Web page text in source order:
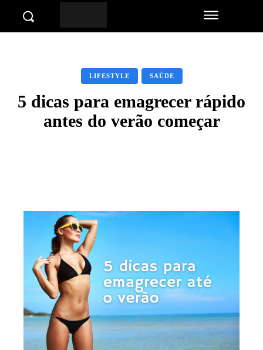
LIFESTYLE SAÚDE
5 dicas para emagrecer rápido
antes do verão começar